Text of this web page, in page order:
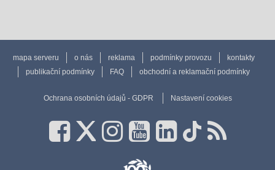
mapa serveru o nás reklama podmínky provozu
kontakty
publikační podmínky
FAQ obchodní a reklamační podmínky
Ochrana osobních údajů - GDPR Nastavení cookies